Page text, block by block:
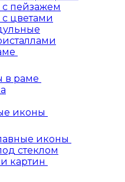
с пейзажем
с цветами
в раме
иконы
иконы
стеклом
картин